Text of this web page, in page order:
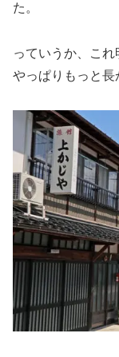
た。
っていうか、これ
やっぱりもっと長